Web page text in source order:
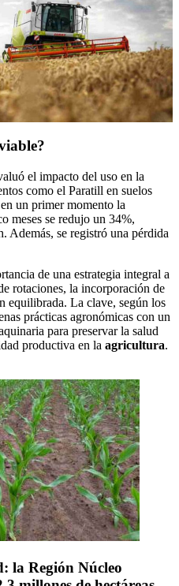
el impacto del uso en la
como el Paratill en suelos
un primer momento la
meses se redujo un 34%,
Además, se registró una pérdida
de una estrategia integral a
rotaciones, la incorporación de
equilibrada. La clave, según los
prácticas agronómicas con un
para preservar la salud
productiva en la agricultura.
la Región Núcleo